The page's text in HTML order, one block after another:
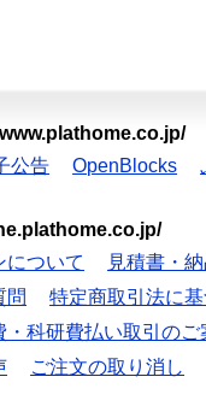
公告 OpenBlocks
について
見積書・
問
特定商取引法に
・科研費払い取引のご
ご注文の取り消し